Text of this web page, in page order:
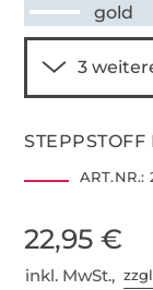
gold
ART.NR.:
22,95 €
inkl. MwSt.,